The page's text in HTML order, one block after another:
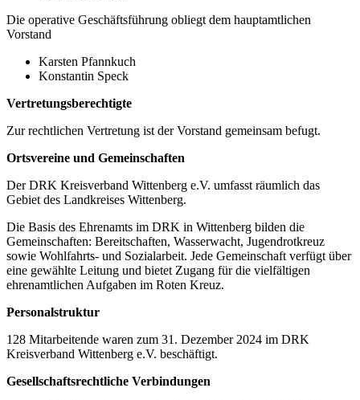
Die operative Geschäftsführung obliegt dem hauptamtlichen
Vorstand
Karsten Pfannkuch
Konstantin Speck
Vertretungsberechtigte
Zur rechtlichen Vertretung ist der Vorstand gemeinsam befugt.
Ortsvereine und Gemeinschaften
Der DRK Kreisverband Wittenberg e.V. umfasst räumlich das
Gebiet des Landkreises Wittenberg.
Die Basis des Ehrenamts im DRK in Wittenberg bilden die
Gemeinschaften: Bereitschaften, Wasserwacht, Jugendrotkreuz
sowie Wohlfahrts- und Sozialarbeit. Jede Gemeinschaft verfügt über
eine gewählte Leitung und bietet Zugang für die vielfältigen
ehrenamtlichen Aufgaben im Roten Kreuz.
Personalstruktur
128 Mitarbeitende waren zum 31. Dezember 2024 im DRK
Kreisverband Wittenberg e.V. beschäftigt.
Gesellschaftsrechtliche Verbindungen